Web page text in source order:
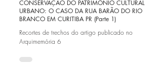
Analu Cadore
18 de dez. de 2024
Artigos Completos
AS CARTAS PATRIMONIAIS E SUA CONTRIBUIÇÃO
NOS PROCESSOS DE RECUPERAÇÃO E
CONSERVAÇÃO DO PATRIMÔNIO CULTURAL